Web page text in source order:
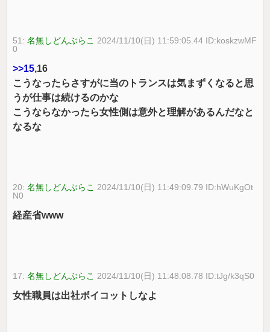
51:名無しどんぶらこ 2024/11/10(日) 11:59:05.44 ID:koskzwMF
0
>>15,16
こうなったらさすがに当のトランスは気まずくなると思
うが仕事は続けるのかな
こうならなかったら女性側は意外と理解があるんだなと
なるな
20:名無しどんぶらこ 2024/11/10(日) 11:49:09.79 ID:hWuKgOt
N0
経産省www
17:名無しどんぶらこ 2024/11/10(日) 11:48:08.78 ID:tJg/k3qS0
女性職員は出社ボイコットしなよ